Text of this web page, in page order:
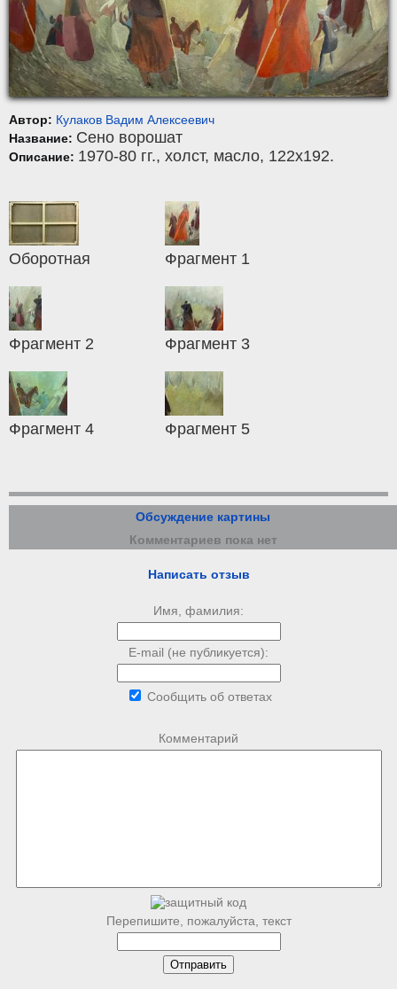
Автор: Кулаков Вадим Алексеевич
Название: Сено ворошат
Описание: 1970-80 гг., холст, масло, 122x192.
Оборотная Фрагмент 1
Фрагмент 2 Фрагмент 3
Фрагмент 4 Фрагмент 5
Обсуждение картины
Комментариев пока нет
Написать отзыв
Имя, фамилия:
E-mail (не публикуется):
Сообщить об ответах
Комментарий
Перепишите, пожалуйста, текст